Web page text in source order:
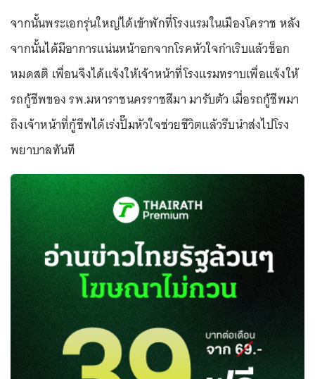
จากนั้นพระเอกรุ่นใหญ่ได้เข้าพักที่โรงแรมในเมืองโคราช หลัง
จากนั้นได้มีอาการแน่นหน้าอกจากโรคหัวใจกำเริบแล้วช็อก
หมดสติ เพื่อนจึงได้แจ้งให้เจ้าหน้าที่โรงแรมทราบเพื่อแจ้งให้
รถกู้ชีพของ รพ.มหาราชนครราชสีมา มารับตัว เมื่อรถกู้ชีพมา
ถึงเจ้าหน้าที่กู้ชีพได้เร่งปั๊มหัวใจช่วยชีวิตแล้วรีบนำส่งไปโรง
พยาบาลทันที